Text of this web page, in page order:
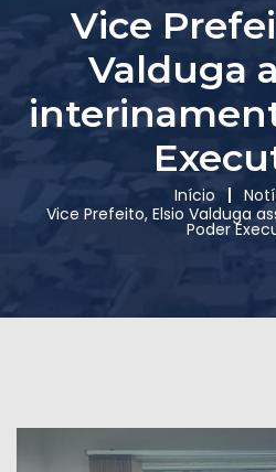
Vice
Valduga
Início
Vice Prefeito, Elsio Valduga
Poder